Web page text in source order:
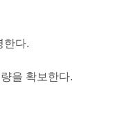
한다.
을 확보한다.